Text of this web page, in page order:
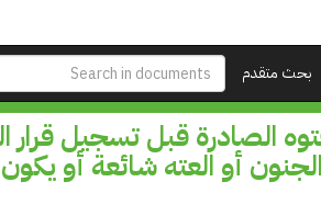
بحث متقدم
الصادرة قبل تسجيل قرار
الجنون أو العته شائعة أو